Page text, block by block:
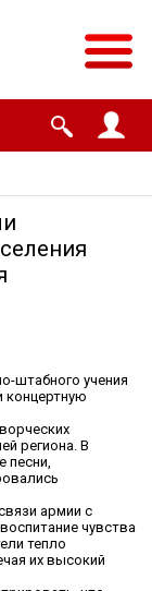
штабного учения
концертную
региона. В
песни,
армии с
чувства
тепло
их высокий